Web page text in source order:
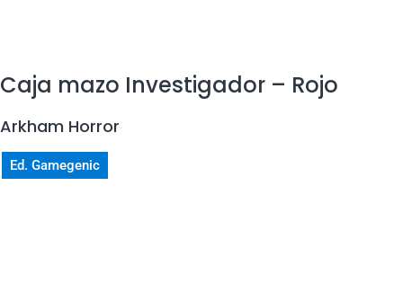
Caja mazo Investigador – Rojo
Arkham Horror
Ed. Gamegenic